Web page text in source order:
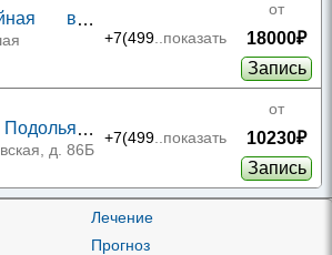
в
+7(499..показать
от
18000₽
Запись
д. 86Б
+7(499..показать
от
10230₽
Запись
ул.
Лечение
Прогноз